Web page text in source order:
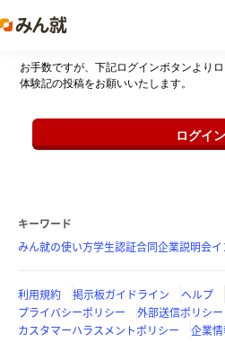
お手数ですが、下記ログインボタンより
体験記の投稿をお願いいたします。
ログイン
キーワード
みん就の使い方学生認証合同企業説明会
利用規約 掲示板ガイドライン ヘルプ
プライバシーポリシー
外部送信ポリシー
カスタマーハラスメントポリシー
企業